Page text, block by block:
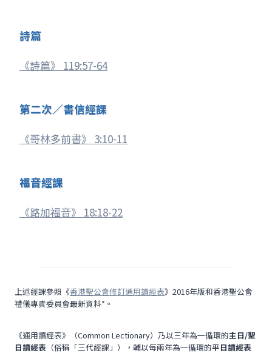
詩篇
《詩篇》 119:57-64
第二次／書信經課
《哥林多前書》 3:10-11
福音經課
《路加福音》 18:18-22
上述經課參照《香港聖公會修訂通用讀經表》2016年版和香港聖公會
禮儀專責委員會最新資料*。
《通用讀經表》（Common Lectionary）乃以三年為一循環的主日/聖
日讀經表 （俗稱「三代經課」），輔以每兩年為一循環的平日讀經表